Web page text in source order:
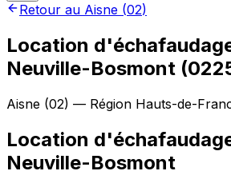
Retour au Aisne (02)
Location
Neuville-Bosmont
Aisne (02) — Région Hauts-de-
Location
Neuville-Bosmont